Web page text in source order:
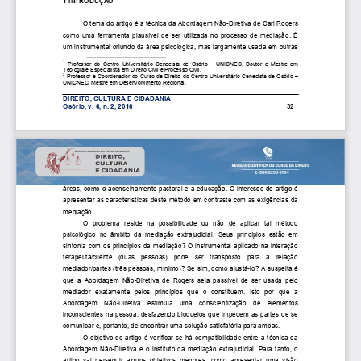
DIREITO, CULTURA E CIDADANIA
Osório, v. 6, n. 2, 2016 32
O tema do artigo é a técnica da Abordagem Não-Diretiva de Carl Rogers
como  uma  ferramenta  plausível de ser  utilizada  no  processo  de  mediação. É
um instrumental oriundo da área psicológica, mas largamente usada em outras
1 Professor  do  Centro  Universitário  Cenecista  de  Osório
UNICNEC.  Doutor  e  Mestre  em
Teologia e Especialista em Direito Civil e Processo Civil.
2 Professor e Coordenador  do Curso de Direito do Centro Universitário Cenecista de Osório –
UNICNEC. Mestre em Desenvolvimento Regional.
áreas, como o aconselhamento pastoral e a educação. O interesse do artigo é
apresentar as características deste método em contraste com as exigências da
mediação.
O  problema  reside  na  possibilidade  ou  não  de  aplicar  tal  método
psicológico  no  âmbito  da  mediação  extrajudicial.  Seus  princípios estão  em
sintonia com os princípios da mediação? O instrumental aplicado na interação
terapeuta/cliente   (duas   pessoas)   pode   ser   transposto   para   a   relação
mediador/partes (três pessoas, mínimo)? Se sim, como ajustá-lo? A suspeita é
que  a  Abordagem  Não-Diretiva  de  Rogers  seja  passível  de  ser  usada  pelo
mediador  exatamente  pelos  princípios  que  o  constituem.  Isto  por  que  a
Abordagem    Não-Diretiva    estimula    uma    conscientização
de    elementos
inconscientes na pessoa, desfazendo bloqueios que impedem as partes de se
comunicar e, portanto, de encontrar uma solução satisfatória para ambas.
O objetivo do artigo é verificar se há compatibilidade entre  a técnica da
Abordagem  Não-Diretiva  e  o  instituto  da  mediação  extrajudicial.  Para  tanto,  o
artigo  vai  perseguir  alguns  objetivos  menores,  como  apresentar  uma  visão